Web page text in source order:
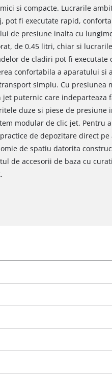
si compacte. Lucrarile
pot fi executate rapid,
de presiune inalta cu
de 0.45 litri, chiar si
de cladiri pot fi executate
confortabila a aparatului si
simplu. Cu presiunea
puternic care indeparteaza
duze si piese de presiune
modular de clic jet. Pentru
de depozitare direct pe
de spatiu datorita
de accesorii de baza cu